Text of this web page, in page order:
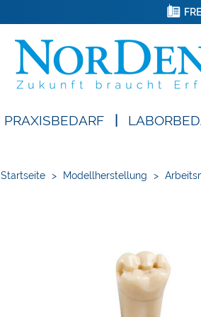
PRAXISBEDARF
Startseite > Modellherstellung >